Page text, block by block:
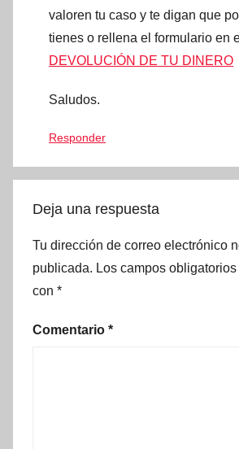
valoren tu caso y te digan que
tienes o rellena el formulario en
DEVOLUCIÓN DE TU DINERO
Saludos.
Responder
Deja una respuesta
Tu dirección de correo electrónico
publicada. Los campos
con *
Comentario *